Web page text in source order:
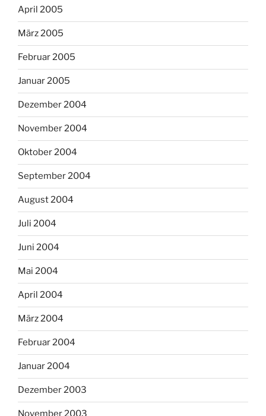
April 2005
März 2005
Februar 2005
Januar 2005
Dezember 2004
November 2004
Oktober 2004
September 2004
August 2004
Juli 2004
Juni 2004
Mai 2004
April 2004
März 2004
Februar 2004
Januar 2004
Dezember 2003
November 2003